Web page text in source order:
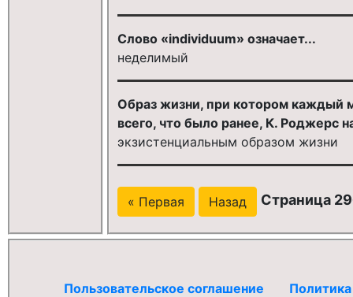
Слово «individuum» означает...
неделимый
Образ жизни, при котором каждый
всего, что было ранее, К. Роджерс
экзистенциальным образом жизни
« Первая Назад Страница
Пользовательское соглашение